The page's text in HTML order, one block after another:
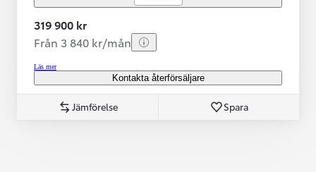
319 900 kr
Från 3 840 kr/mån
Läs mer
Kontakta återförsäljare
Jämförelse Spara